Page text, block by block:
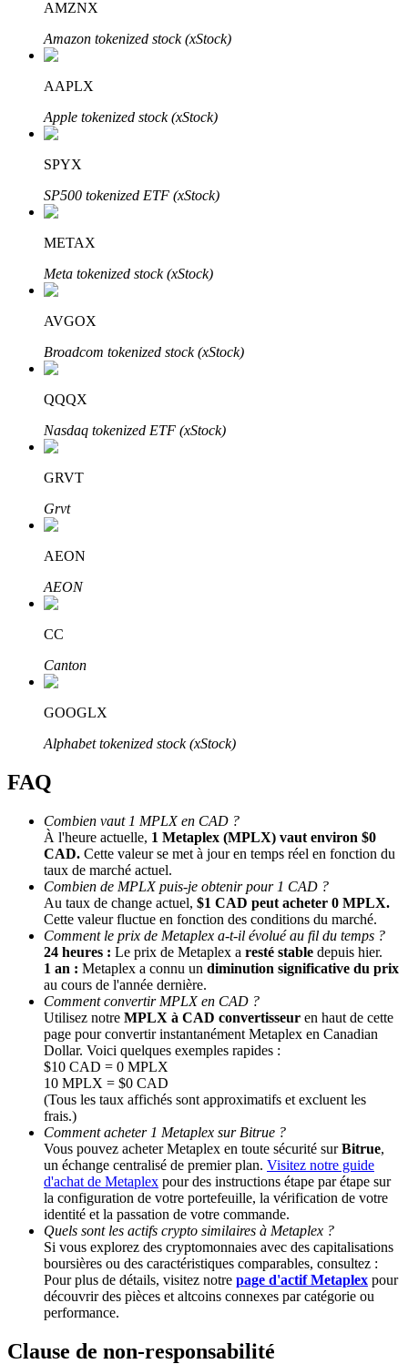
Apprenez le Staking
Découvrez comment gagner un revenu passif
Bitrue
AI
Partenaires Bitrue
Parrainage
Invitez un ami pour recevoir des récompenses en espèces
BTC Welcome Rewards
BTC Welcome Rewards
Deposit & Trade BTC to Share 25000 USDT prize pool!
AMZNX
Amazon tokenized stock (xStock)
AAPLX
Apple tokenized stock (xStock)
SPYX
SP500 tokenized ETF (xStock)
METAX
Meta tokenized stock (xStock)
AVGOX
Broadcom tokenized stock (xStock)
QQQX
Nasdaq tokenized ETF (xStock)
GRVT
Grvt
AEON
AEON
CC
Canton
GOOGLX
Alphabet tokenized stock (xStock)
FAQ
Combien vaut 1 MPLX en CAD ?
À l'heure actuelle, 1 Metaplex (MPLX) vaut environ $0
CAD. Cette valeur se met à jour en temps réel en fonction du
taux de marché actuel.
Combien de MPLX puis-je obtenir pour 1 CAD ?
Au taux de change actuel, $1 CAD peut acheter 0 MPLX.
Cette valeur fluctue en fonction des conditions du marché.
Comment le prix de Metaplex a-t-il évolué au fil du temps ?
24 heures : Le prix de Metaplex a resté stable depuis hier.
1 an : Metaplex a connu un diminution significative du prix
au cours de l'année dernière.
Comment convertir MPLX en CAD ?
Utilisez notre MPLX à CAD convertisseur en haut de cette
page pour convertir instantanément Metaplex en Canadian
Dollar. Voici quelques exemples rapides :
$10 CAD = 0 MPLX
10 MPLX = $0 CAD
(Tous les taux affichés sont approximatifs et excluent les
frais.)
Comment acheter 1 Metaplex sur Bitrue ?
Vous pouvez acheter Metaplex en toute sécurité surBitrue,
un échange centralisé de premier plan. Visitez notre guide
d'achat de Metaplex pour des instructions étape par étape sur
la configuration de votre portefeuille, la vérification de votre
identité et la passation de votre commande.
Quels sont les actifs crypto similaires à Metaplex ?
Si vous explorez des cryptomonnaies avec des capitalisations
boursières ou des caractéristiques comparables, consultez :
Pour plus de détails, visitez notre page d'actif Metaplex pour
découvrir des pièces et altcoins connexes par catégorie ou
performance.
Clause de non-responsabilité